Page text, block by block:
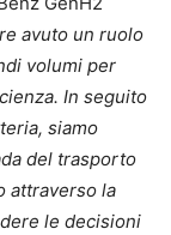
avuto un ruolo
volumi per
In seguito
siamo
del trasporto
attraverso la
le decisioni